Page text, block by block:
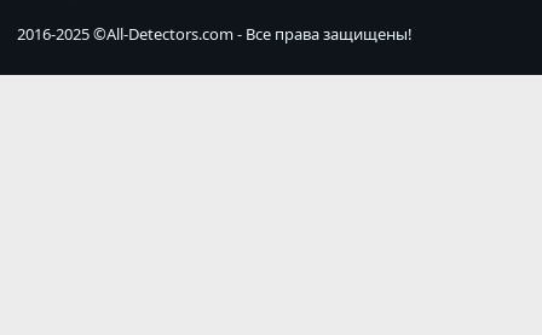
2016-2025 ©All-Detectors.com- Все права защищены!